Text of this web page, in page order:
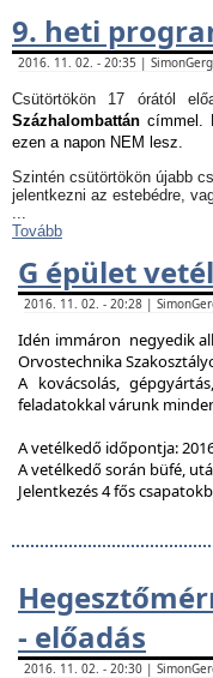
9. heti
2016. 11. 02. - 20:35 |
Csütörtökön 17 órától
Százhalombattán címmel.
ezen a napon NEM lesz.
Szintén csütörtökön újabb
jelentkezni az estebédre,
...
Tovább
G épület
2016. 11. 02. - 20:28 |
Idén immáron negyedik
Orvostechnika
A kovácsolás,
feladatokkal várunk
A vetélkedő időpontja:
A vetélkedő során büfé,
Jelentkezés 4 fős
- előadás
2016. 11. 02. - 20:30 |